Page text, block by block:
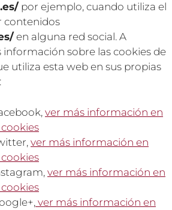
por ejemplo, cuando utiliza el
contenidos
en alguna red social. A
sobre las cookies de
utiliza esta web en sus propias
ver más información en
ver más información en
ver más información en
ver más información en